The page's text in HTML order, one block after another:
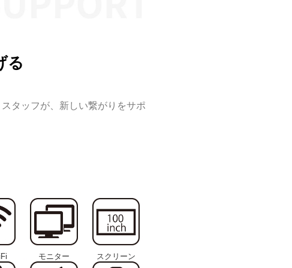
る
タッフが、新しい繋がりをサポ
モニター スクリーン